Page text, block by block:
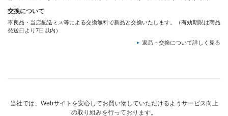
交換について
不良品・当店配送ミス等による交換無料で新品と交換いたします。（有効期限は商品
発送日より7日以内）
返品・交換について詳しく見る
当社では、Webサイトを安心してお買い物していただけるようサービス向上
の取り組みを行っております。